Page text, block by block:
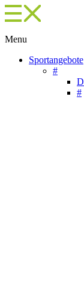
Menu
Sportangebote
#
#